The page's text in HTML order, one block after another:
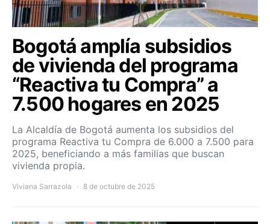
Bogotá amplía subsidios
de vivienda del programa
“Reactiva tu Compra” a
7.500 hogares en 2025
La Alcaldía de Bogotá aumenta los subsidios del
programa Reactiva tu Compra de 6.000 a 7.500 para
2025, beneficiando a más familias que buscan
vivienda propia.
Viviana Sarrazola 8 de octubre de 2025